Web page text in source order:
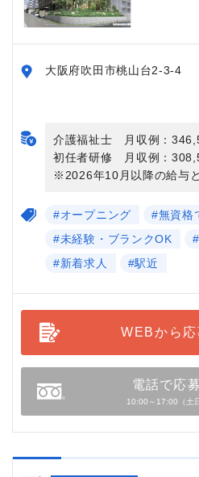
大阪府吹田市桃山台2-3-4
介護福祉士 月収例：
初任者研修 月収例：
※2026年10月以降の給与
#オープニング
#無資格
#未経験・ブランクOK
#新着求人
#駅近
WEBから応
電話で応
10:00～17:00（土